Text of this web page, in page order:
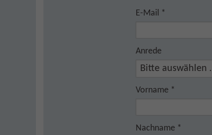
E-Mail *
Anrede
Vorname *
Nachname *